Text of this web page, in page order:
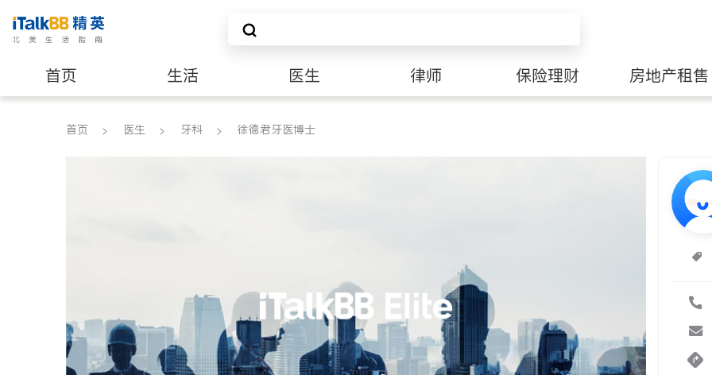
首页 生活 医生 律师 保险理财 房地产租售
养老 非盈利组织
首页 医生 牙科 徐德君牙医博士